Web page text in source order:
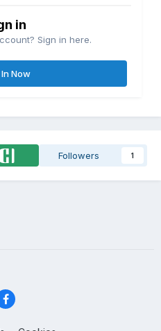
in
Sign in here.
Now
Followers 1